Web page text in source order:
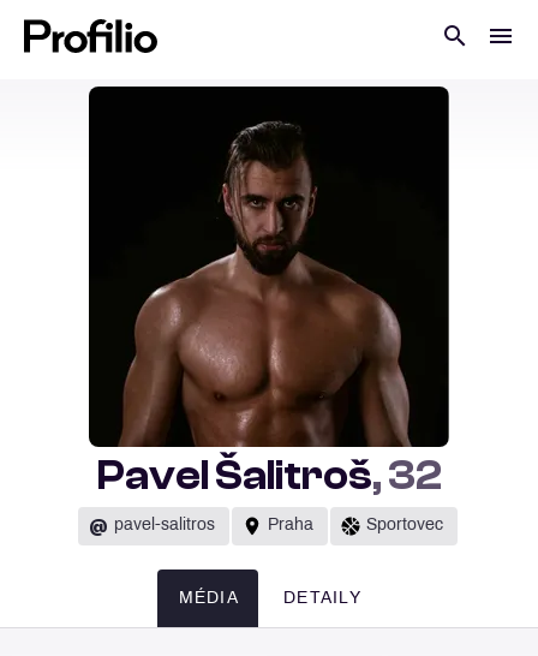
Pavel Šalitroš, 32
@ pavel-salitros Praha Sportovec
MÉDIA DETAILY